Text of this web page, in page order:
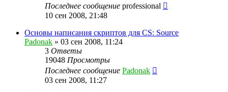
Последнее сообщение professional
10 сен 2008, 21:48
Основы написания скриптов для CS: Source
Padonak » 03 сен 2008, 11:24
3 Ответы
19048 Просмотры
Последнее сообщение Padonak
03 сен 2008, 11:27